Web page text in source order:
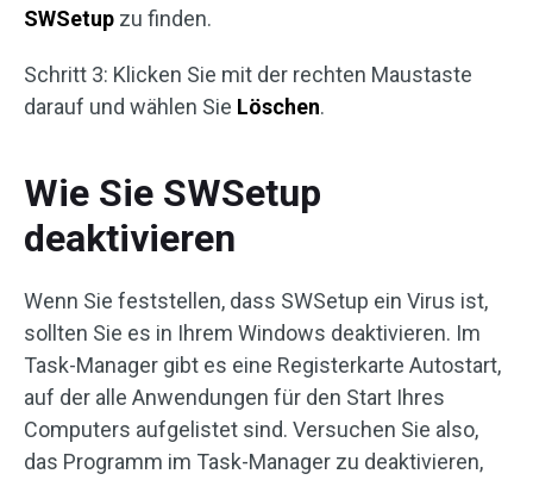
SWSetup zu finden.
Schritt 3: Klicken Sie mit der rechten Maustaste
darauf und wählen Sie Löschen.
Wie Sie SWSetup
deaktivieren
Wenn Sie feststellen, dass SWSetup ein Virus ist,
sollten Sie es in Ihrem Windows deaktivieren. Im
Task-Manager gibt es eine Registerkarte Autostart,
auf der alle Anwendungen für den Start Ihres
Computers aufgelistet sind. Versuchen Sie also,
das Programm im Task-Manager zu deaktivieren,